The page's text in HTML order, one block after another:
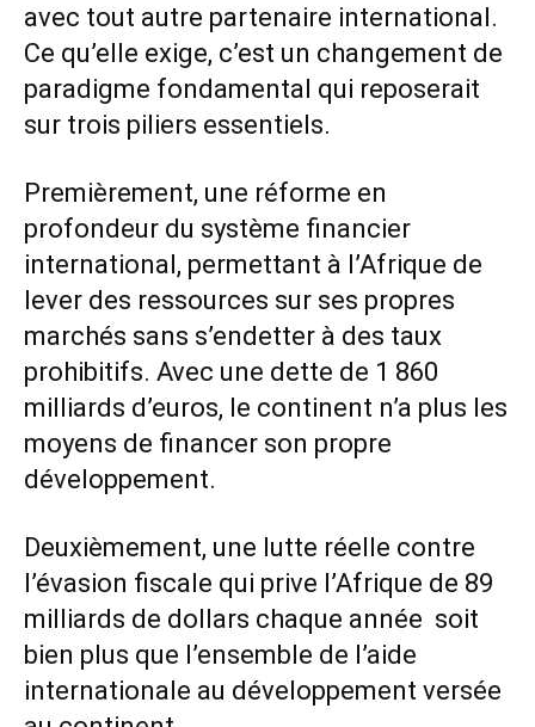
avec tout autre partenaire international.
Ce qu’elle exige, c’est un changement de
paradigme fondamental qui reposerait
sur trois piliers essentiels.
Premièrement, une réforme en
profondeur du système financier
international, permettant à l’Afrique de
lever des ressources sur ses propres
marchés sans s’endetter à des taux
prohibitifs. Avec une dette de 1 860
milliards d’euros, le continent n’a plus les
moyens de financer son propre
développement.
Deuxièmement, une lutte réelle contre
l’évasion fiscale qui prive l’Afrique de 89
milliards de dollars chaque année soit
bien plus que l’ensemble de l’aide
internationale au développement versée